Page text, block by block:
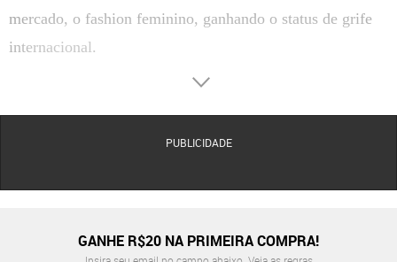
mercado, o fashion feminino, ganhando o status de grife
internacional.
A grife é uma marca do Grupo La Moda, uma empresa de
dedicar exclusivamente á marca. Cobrindo
possui mais de 1.200 pontos de venda multimarcas em
PUBLICIDADE
GANHE R$20 NA PRIMEIRA COMPRA!